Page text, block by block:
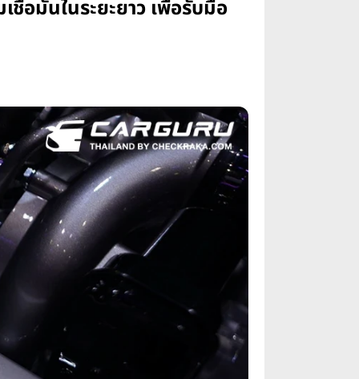
อมั่นในระยะยาว เพื่อรับมือ